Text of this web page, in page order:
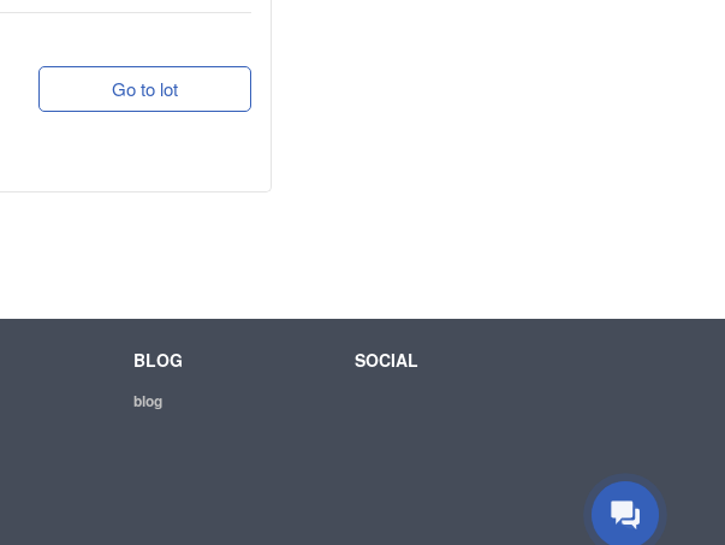
Go to lot
BLOG
blog
SOCIAL